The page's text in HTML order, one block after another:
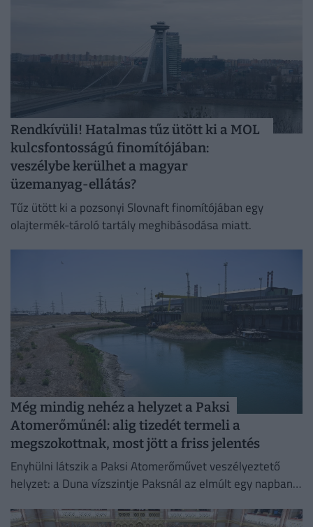
Rendkívüli! Hatalmas tűz ütött ki a MOL
kulcsfontosságú finomítójában:
veszélybe kerülhet a magyar
üzemanyag-ellátás?
Tűz ütött ki a pozsonyi Slovnaft finomítójában egy
olajtermék-tároló tartály meghibásodása miatt.
Még mindig nehéz a helyzet a Paksi
Atomerőműnél: alig tizedét termeli a
megszokottnak, most jött a friss jelentés
Enyhülni látszik a Paksi Atomerőművet veszélyeztető
helyzet: a Duna vízszintje Paksnál az elmúlt egy napban